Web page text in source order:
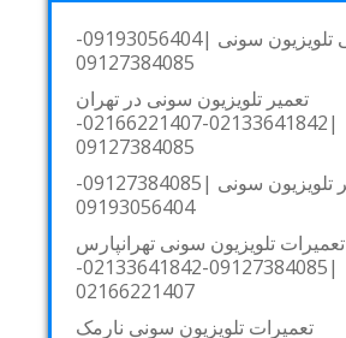
نمایندگی تلویزیون سونی |09193056404-
09127384085
تعمیر تلویزیون سونی در تهران
|02133641842-02166221407-
09127384085
تعمیر تلویزیون سونی |09127384085-
09193056404
تعمیرات تلویزیون سونی تهرانپارس
|09127384085-02133641842-
02166221407
تعمیرات تلویزیون سونی نارمک